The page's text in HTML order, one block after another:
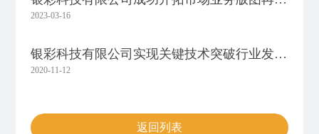
张
2023-03-16
银彩科技有限公司实现关键技术突破行业发展
新方向
2020-11-12
返回列表